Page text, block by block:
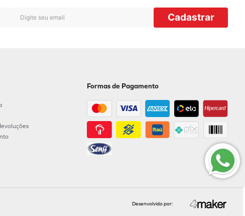
Cadastrar
Formas de Pagamento
Desenvolvido por: